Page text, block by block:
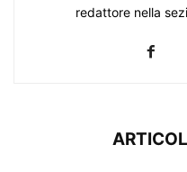
redattore nella